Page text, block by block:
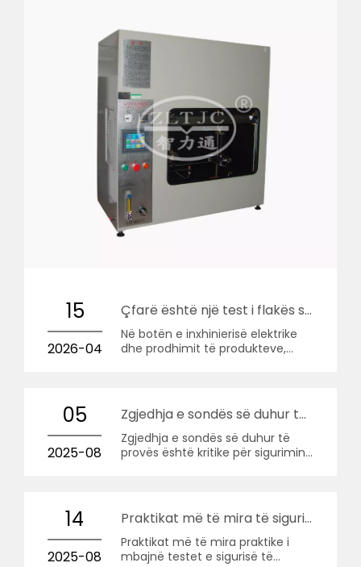
15
2026-04
Çfarë është një test i flakës së gjilpërës?
Në botën e inxhinierisë elektrike
dhe prodhimit të produkteve,
05
2025-08
Zgjedhja e sondës së duhur të provës
Zgjedhja e sondës së duhur të
provës është kritike për sigurimin
14
2025-08
Praktikat më të mira të sigurisë së sondës së provës
Praktikat më të mira praktike i
mbajnë testet e sigurisë të